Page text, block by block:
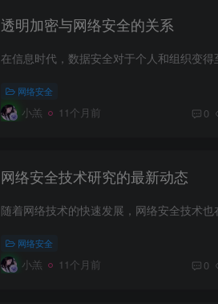
透明加密与网络安全的关系
网络安全
小羔 11个月前 0
网络安全技术研究的最新动态
网络安全
小羔 11个月前 0